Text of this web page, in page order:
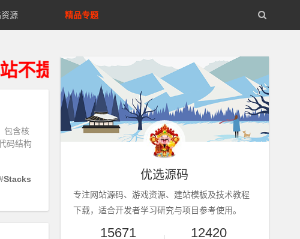
源 精品专题
搭建运维及技术解答服务、资源来
包含核
码结构
Stacks 优选源码
专注网站源码、游戏资源、建站模板及技术教程
下载，适合开发者学习研究与项目参考使用。
15671 12420